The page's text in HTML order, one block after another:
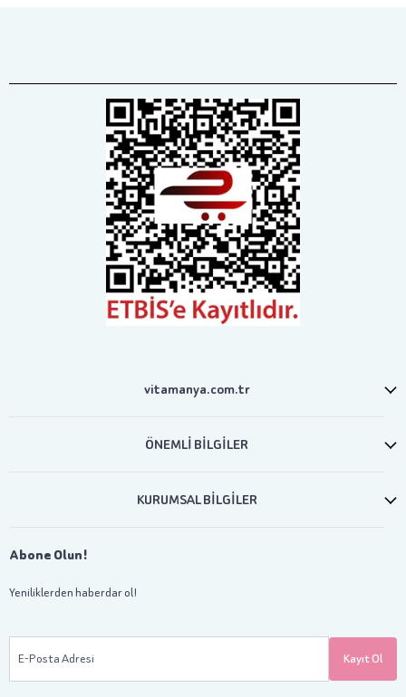
vitamanya.com.tr
ÖNEMLİ BİLGİLER
KURUMSAL BİLGİLER
Abone Olun!
Yeniliklerden haberdar ol!
E-Posta Adresi Kayıt Ol